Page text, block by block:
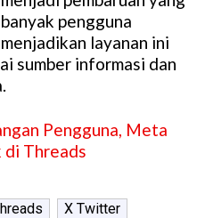
pengguna
layanan ini
sumber informasi dan
Pengguna, Meta
di Threads
X Twitter